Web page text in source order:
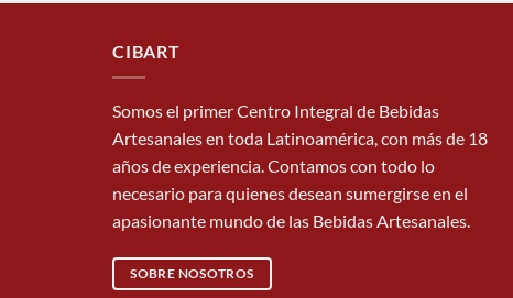
CIBART
Somos el primer Centro Integral de Bebidas
Artesanales en toda Latinoamérica, con más de 18
años de experiencia. Contamos con todo lo
necesario para quienes desean sumergirse en el
apasionante mundo de las Bebidas Artesanales.
SOBRE NOSOTROS